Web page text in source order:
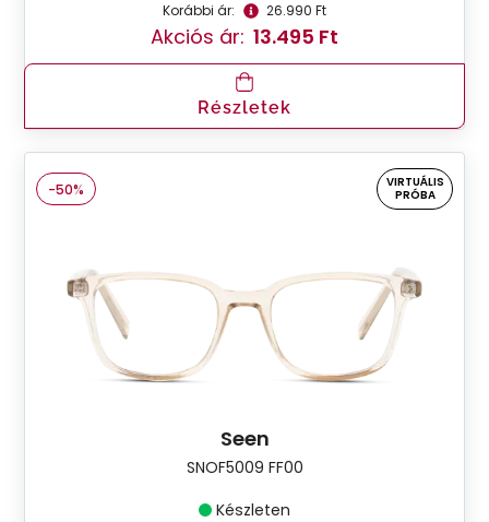
Korábbi ár: 26.990 Ft
Akciós ár: 13.495 Ft
Részletek
-50%
VIRTUÁLIS
PRÓBA
Seen
SNOF5009 FF00
Készleten